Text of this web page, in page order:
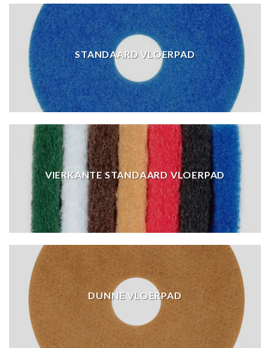
STANDAARD VLOERPAD
VIERKANTE STANDAARD VLOERPAD
DUNNE VLOERPAD